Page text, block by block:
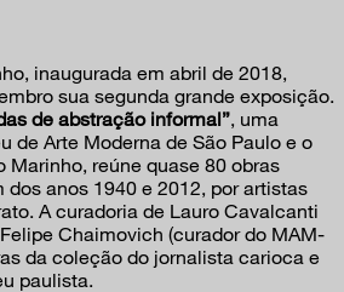
inaugurada em abril de 2018,
sua segunda grande exposição.
de abstração informal” , uma
de Arte Moderna de São Paulo e o
Marinho, reúne quase 80 obras
dos anos 1940 e 2012, por artistas
A curadoria de Lauro Cavalcanti
Chaimovich (curador do MAM-
da coleção do jornalista carioca e
paulista.